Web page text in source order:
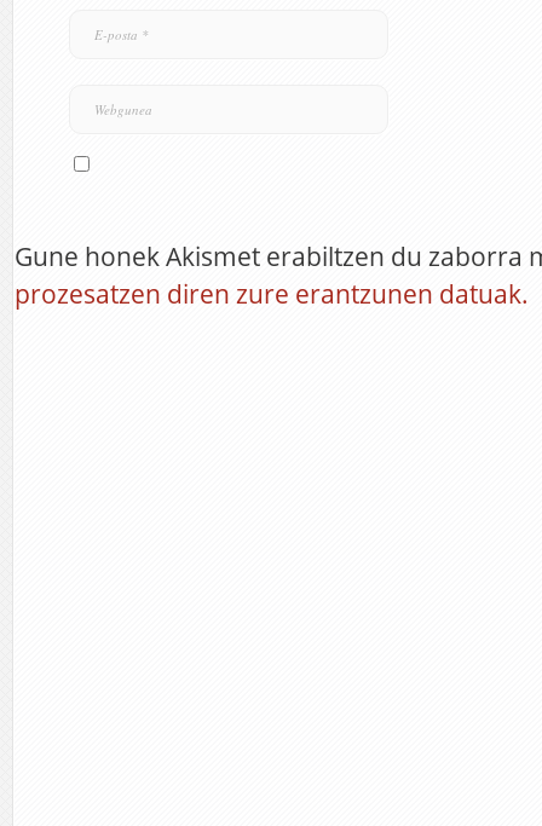
Gune honek Akismet erabiltzen du zaborra
prozesatzen diren zure erantzunen datuak.